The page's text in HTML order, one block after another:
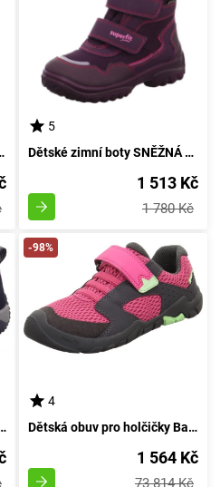
temně modrá - velikost 22
5
Dětské zimní boty SNĚŽNÁ KOČIČKA GTX, Superfit, 1-000024-8500, růžová - velikost 25
1 513 Kč
1 780 Kč
006388-8010, temně modré barvy - velikost 31
-98%
4
Dětská obuv pro holčičky Barefit TRACE, Superfit, 1-006030-5500, růžové provedení - velikost 35
1 564 Kč
73 814 Kč